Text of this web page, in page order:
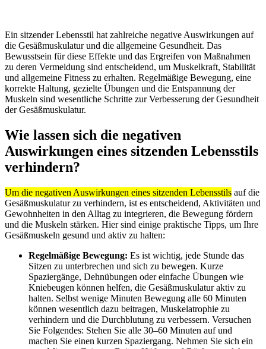
Ein sitzender Lebensstil hat zahlreiche negative Auswirkungen auf
die Gesäßmuskulatur und die allgemeine Gesundheit. Das
Bewusstsein für diese Effekte und das Ergreifen von Maßnahmen
zu deren Vermeidung sind entscheidend, um Muskelkraft, Stabilität
und allgemeine Fitness zu erhalten. Regelmäßige Bewegung, eine
korrekte Haltung, gezielte Übungen und die Entspannung der
Muskeln sind wesentliche Schritte zur Verbesserung der Gesundheit
der Gesäßmuskulatur.
Wie lassen sich die negativen
Auswirkungen eines sitzenden Lebensstils
verhindern?
Um die negativen Auswirkungen eines sitzenden Lebensstils auf die
Gesäßmuskulatur zu verhindern, ist es entscheidend, Aktivitäten und
Gewohnheiten in den Alltag zu integrieren, die Bewegung fördern
und die Muskeln stärken. Hier sind einige praktische Tipps, um Ihre
Gesäßmuskeln gesund und aktiv zu halten:
Regelmäßige Bewegung: Es ist wichtig, jede Stunde das
Sitzen zu unterbrechen und sich zu bewegen. Kurze
Spaziergänge, Dehnübungen oder einfache Übungen wie
Kniebeugen können helfen, die Gesäßmuskulatur aktiv zu
halten. Selbst wenige Minuten Bewegung alle 60 Minuten
können wesentlich dazu beitragen, Muskelatrophie zu
verhindern und die Durchblutung zu verbessern. Versuchen
Sie Folgendes: Stehen Sie alle 30–60 Minuten auf und
machen Sie einen kurzen Spaziergang. Nehmen Sie sich ein